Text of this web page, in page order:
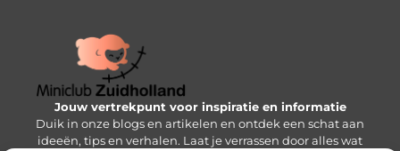
Jouw vertrekpunt voor inspiratie en informatie
Duik in onze blogs en artikelen en ontdek een schat aan
ideeën, tips en verhalen. Laat je verrassen door alles wat